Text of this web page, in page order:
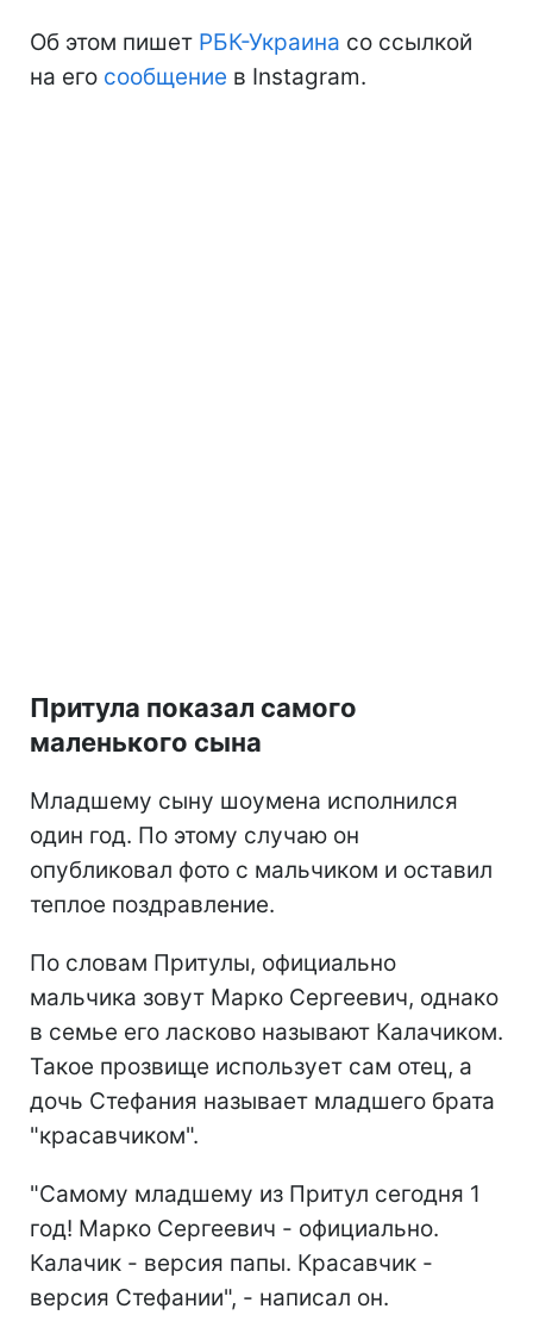
Об этом пишет РБК-Украина со ссылкой
на его сообщение в Instagram.
Притула показал самого
маленького сына
Младшему сыну шоумена исполнился
один год. По этому случаю он
опубликовал фото с мальчиком и оставил
теплое поздравление.
По словам Притулы, официально
мальчика зовут Марко Сергеевич, однако
в семье его ласково называют Калачиком.
Такое прозвище использует сам отец, а
дочь Стефания называет младшего брата
"красавчиком".
"Самому младшему из Притул сегодня 1
год! Марко Сергеевич - официально.
Калачик - версия папы. Красавчик -
версия Стефании", - написал он.